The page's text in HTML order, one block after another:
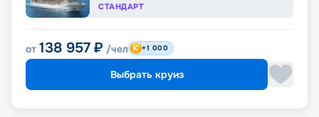
СТАНДАРТ
от 138 957 ₽ /чел +1 000
Выбрать круиз